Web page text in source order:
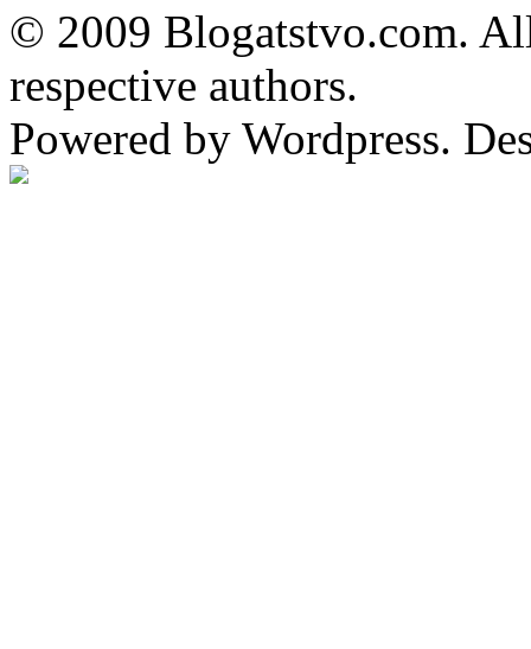
© 2009 Blogatstvo.com.
respective authors.
Powered by Wordpress.